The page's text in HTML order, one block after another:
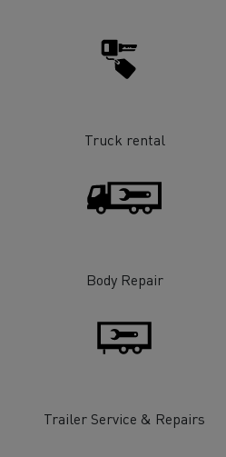
Truck rental
Body Repair
Trailer Service & Repairs